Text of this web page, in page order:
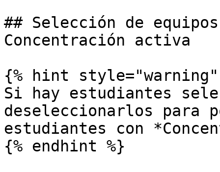
## Selección de
Concentración activa
{% hint style="warning"
Si hay estudiantes
deseleccionarlos para
estudiantes con
{% endhint %}